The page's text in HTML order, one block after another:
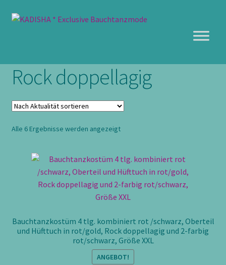
Zur
Zum
Rock doppellagig
Alle 6 Ergebnisse werden angezeigtNach
Bauchtanzkostüm 4 tlg. kombiniert rot /schwarz, Oberteil
und Hüfttuch in rot/gold, Rock doppellagig und 2-farbig
rot/schwarz, Größe XXL
ANGEBOT!